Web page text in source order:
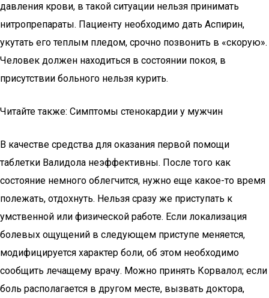
давления крови, в такой ситуации нельзя принимать
нитропрепараты. Пациенту необходимо дать Аспирин,
укутать его теплым пледом, срочно позвонить в «скорую».
Человек должен находиться в состоянии покоя, в
присутствии больного нельзя курить.
Читайте также: Симптомы стенокардии у мужчин
В качестве средства для оказания первой помощи
таблетки Валидола неэффективны. После того как
состояние немного облегчится, нужно еще какое-то время
полежать, отдохнуть. Нельзя сразу же приступать к
умственной или физической работе. Если локализация
болевых ощущений в следующем приступе меняется,
модифицируется характер боли, об этом необходимо
сообщить лечащему врачу. Можно принять Корвалол; если
боль располагается в другом месте, вызвать доктора,